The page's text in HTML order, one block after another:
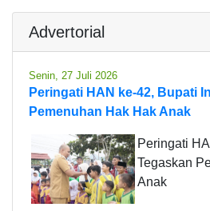
Advertorial
Senin, 27 Juli 2026
Peringati HAN ke-42, Bupati
Pemenuhan Hak Hak Anak
Peringati
Tegaskan
Anak